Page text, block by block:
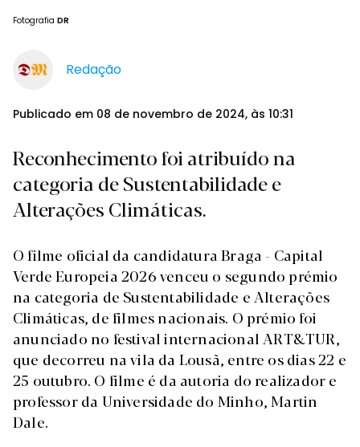
Fotografia DR
Redação
Publicado em 08 de novembro de 2024, às 10:31
Reconhecimento foi atribuído na
categoria de Sustentabilidade e
Alterações Climáticas.
O filme oficial da candidatura Braga - Capital
Verde Europeia 2026 venceu o segundo prémio
na categoria de Sustentabilidade e Alterações
Climáticas, de filmes nacionais. O prémio foi
anunciado no festival internacional ART&TUR,
que decorreu na vila da Lousã, entre os dias 22 e
25 outubro. O filme é da autoria do realizador e
professor da Universidade do Minho, Martin
Dale.